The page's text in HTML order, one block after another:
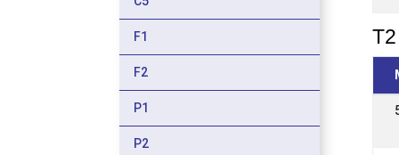
F1
F2
P1
P2